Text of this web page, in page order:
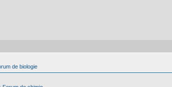
de biologie